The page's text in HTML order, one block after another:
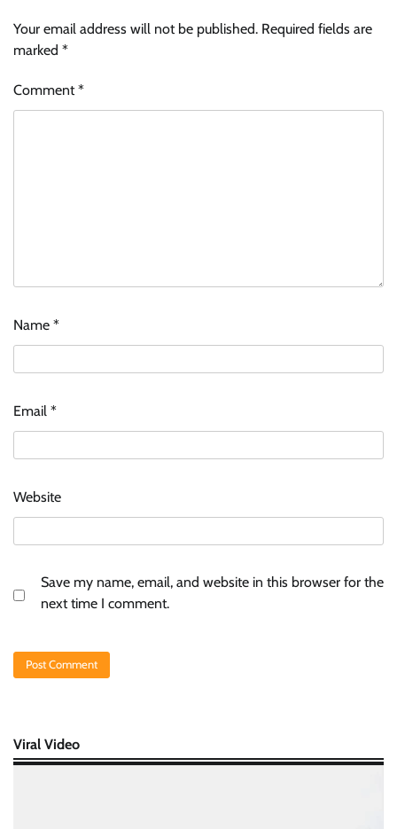
Your email address will not be published. Required fields are
marked *
Comment*
Name *
Email *
Website
Save my name, email, and website in this browser for the
next time I comment.
Viral Video